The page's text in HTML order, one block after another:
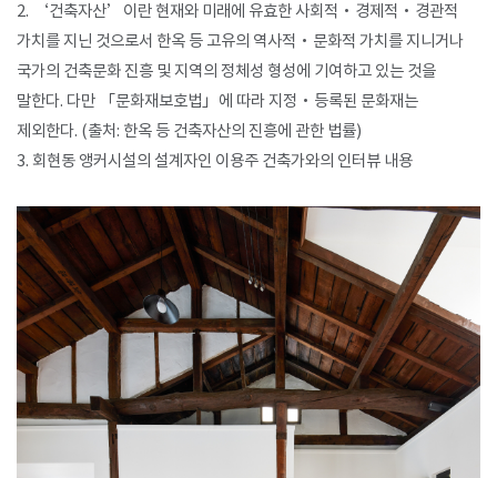
2. ‘건축자산’이란 현재와 미래에 유효한 사회적·경제적·경관적
가치를 지닌 것으로서 한옥 등 고유의 역사적·문화적 가치를 지니거나
국가의 건축문화 진흥 및 지역의 정체성 형성에 기여하고 있는 것을
말한다. 다만 「문화재보호법」에 따라 지정·등록된 문화재는
제외한다. (출처: 한옥 등 건축자산의 진흥에 관한 법률)
3. 회현동 앵커시설의 설계자인 이용주 건축가와의 인터뷰 내용